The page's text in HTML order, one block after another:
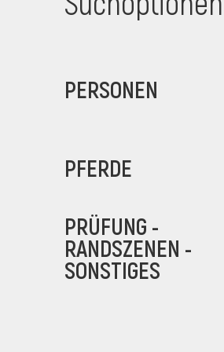
PERSONEN
PFERDE
PRÜFUNG -
RANDSZENEN -
SONSTIGES